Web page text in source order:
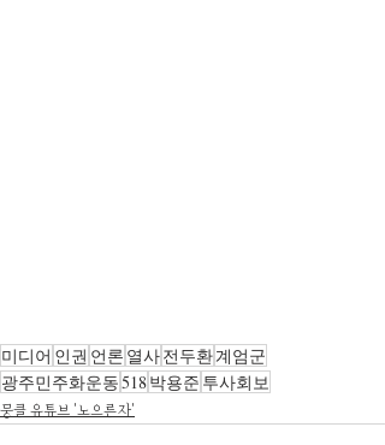
미디어 인권 언론 열사전두환계엄군
광주민주화운동518박용준 투사회보
뭉클 유튜브 '노으른자'